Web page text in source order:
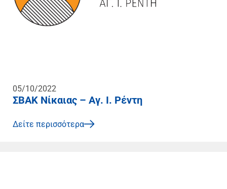
05/10/2022
ΣΒΑΚ Νίκαιας – Αγ. Ι. Ρέντη
Δείτε περισσότερα